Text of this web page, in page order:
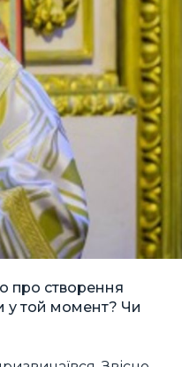
про створення
у той момент? Чи